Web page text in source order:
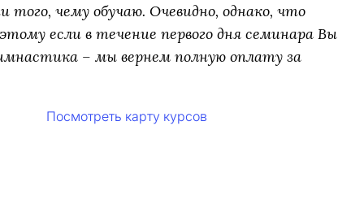
того, чему обучаю. Очевидно, однако, что
если в течение первого дня семинара Вы
– мы вернем полную оплату за
Посмотреть карту курсов